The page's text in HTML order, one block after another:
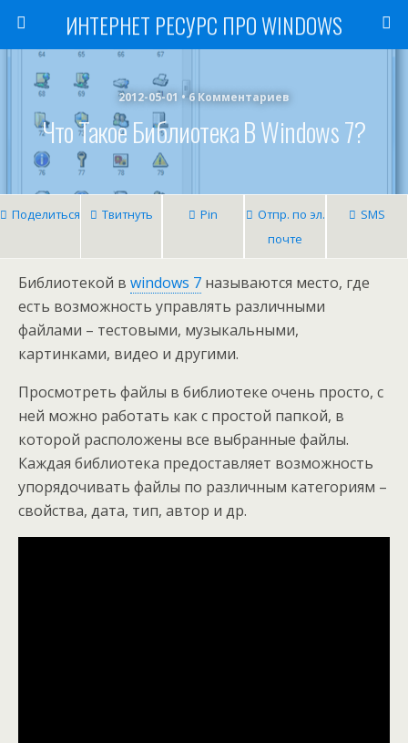
ИНТЕРНЕТ РЕСУРС ПРО WINDOWS
2012-05-01 • 6 Комментариев
Что Такое Библиотека В Windows 7?
Поделиться Твитнуть Pin
Отпр. по эл.
почте
SMS
Библиотекой в windows 7 называются место, где
есть возможность управлять различными
файлами – тестовыми, музыкальными,
картинками, видео и другими.
Просмотреть файлы в библиотеке очень просто, с
ней можно работать как с простой папкой, в
которой расположены все выбранные файлы.
Каждая библиотека предоставляет возможность
упорядочивать файлы по различным категориям –
свойства, дата, тип, автор и др.